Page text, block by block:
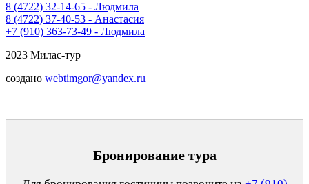
8 (4722) 32-14-65 - Людмила
8 (4722) 37-40-53 - Анастасия
+7 (910) 363-73-49 - Людмила
2023 Милас-тур
создано webtimgor@yandex.ru
Бронирование тура